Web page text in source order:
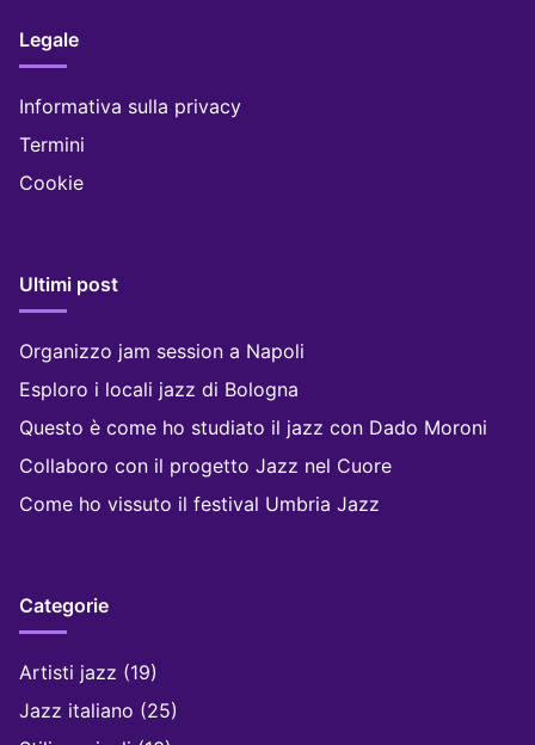
Legale
Informativa sulla privacy
Termini
Cookie
Ultimi post
Organizzo jam session a Napoli
Esploro i locali jazz di Bologna
Questo è come ho studiato il jazz con Dado Moroni
Collaboro con il progetto Jazz nel Cuore
Come ho vissuto il festival Umbria Jazz
Categorie
Artisti jazz (19)
Jazz italiano (25)